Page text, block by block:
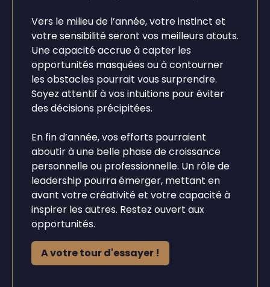
Vers le milieu de l’année, votre instinct et
votre sensibilité seront vos meilleurs atouts.
Une capacité accrue à capter les
opportunités masquées ou à contourner
les obstacles pourrait vous surprendre.
Soyez attentif à vos intuitions pour éviter
des décisions précipitées.
En fin d’année, vos efforts pourraient
aboutir à une belle phase de croissance
personnelle ou professionnelle. Un rôle de
leadership pourra émerger, mettant en
avant votre créativité et votre capacité à
inspirer les autres. Restez ouvert aux
opportunités.
A votre tour d'essayer !